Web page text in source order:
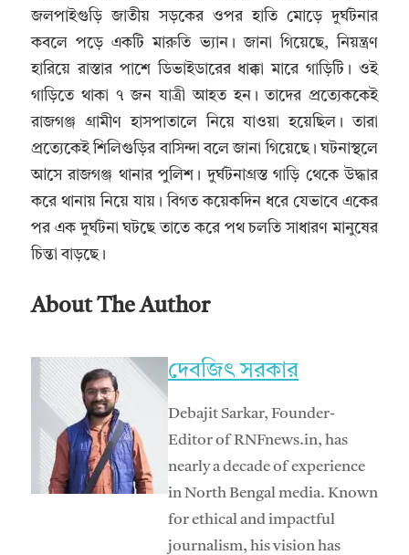
জলপাইগুড়ি জাতীয় সড়কের ওপর হাতি মোড়ে দুর্ঘটনার
কবলে পড়ে একটি মারুতি ভ্যান। জানা গিয়েছে, নিয়ন্ত্রণ
হারিয়ে রাস্তার পাশে ডিভাইডারের ধাক্কা মারে গাড়িটি। ওই
গাড়িতে থাকা ৭ জন যাত্রী আহত হন। তাদের প্রত্যেককেই
রাজগঞ্জ গ্রামীণ হাসপাতালে নিয়ে যাওয়া হয়েছিল। তারা
প্রত্যেকেই শিলিগুড়ির বাসিন্দা বলে জানা গিয়েছে। ঘটনাস্থলে
আসে রাজগঞ্জ থানার পুলিশ। দুর্ঘটনাগ্রস্ত গাড়ি থেকে উদ্ধার
করে থানায় নিয়ে যায়। বিগত কয়েকদিন ধরে যেভাবে একের
পর এক দুর্ঘটনা ঘটছে তাতে করে পথ চলতি সাধারণ মানুষের
চিন্তা বাড়ছে।
About The Author
দেবজিৎ সরকার
Debajit Sarkar, Founder-
Editor of RNFnews.in, has
nearly a decade of experience
in North Bengal media. Known
for ethical and impactful
journalism, his vision has